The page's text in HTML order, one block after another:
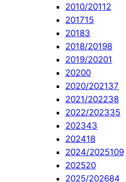
2010/20112
201715
20183
2018/20198
2019/20201
20200
2020/202137
2021/202238
2022/202335
202343
202418
2024/2025109
202520
2025/202684